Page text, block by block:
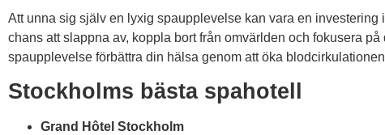
Att unna sig själv en lyxig spaupplevelse kan vara en investering
chans att slappna av, koppla bort från omvärlden och fokusera
spaupplevelse förbättra din hälsa genom att öka
Stockholms bästa spahotell
Grand Hôtel Stockholm